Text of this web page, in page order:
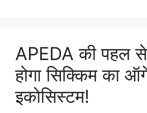
APEDA की पहल
होगा सिक्किम का
इकोसिस्टम!